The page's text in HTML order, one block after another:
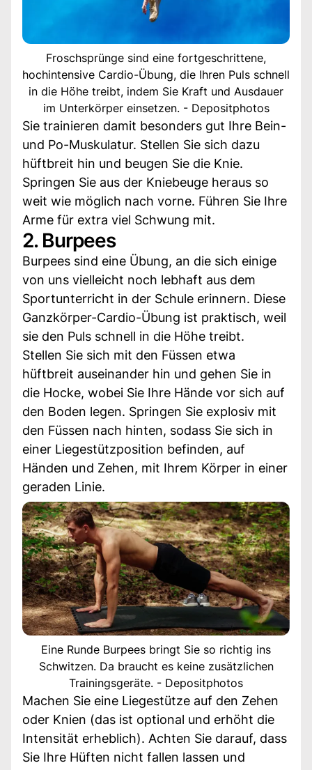
Froschsprünge sind eine fortgeschrittene,
hochintensive Cardio-Übung, die Ihren Puls schnell
in die Höhe treibt, indem Sie Kraft und Ausdauer
im Unterkörper einsetzen. - Depositphotos
Sie trainieren damit besonders gut Ihre Bein-
und Po-Muskulatur. Stellen Sie sich dazu
hüftbreit hin und beugen Sie die Knie.
Springen Sie aus der Kniebeuge heraus so
weit wie möglich nach vorne. Führen Sie Ihre
Arme für extra viel Schwung mit.
2. Burpees
Burpees sind eine Übung, an die sich einige
von uns vielleicht noch lebhaft aus dem
Sportunterricht in der Schule erinnern. Diese
Ganzkörper-Cardio-Übung ist praktisch, weil
sie den Puls schnell in die Höhe treibt.
Stellen Sie sich mit den Füssen etwa
hüftbreit auseinander hin und gehen Sie in
die Hocke, wobei Sie Ihre Hände vor sich auf
den Boden legen. Springen Sie explosiv mit
den Füssen nach hinten, sodass Sie sich in
einer Liegestützposition befinden, auf
Händen und Zehen, mit Ihrem Körper in einer
geraden Linie.
Eine Runde Burpees bringt Sie so richtig ins
Schwitzen. Da braucht es keine zusätzlichen
Trainingsgeräte. - Depositphotos
Machen Sie eine Liegestütze auf den Zehen
oder Knien (das ist optional und erhöht die
Intensität erheblich). Achten Sie darauf, dass
Sie Ihre Hüften nicht fallen lassen und